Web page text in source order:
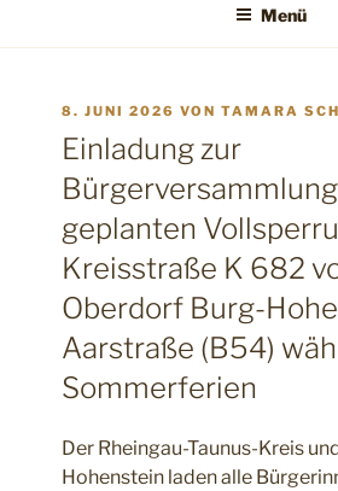
Menü
VERÖFFENTLICHT
AM
8. JUNI 2026 VONTAMARA
Einladung zur
geplanten
Kreisstraße K 682
Oberdorf Burg-
Aarstraße (B54)
Sommerferien
Der Rheingau-Taunus-Kreis
Hohenstein laden alle